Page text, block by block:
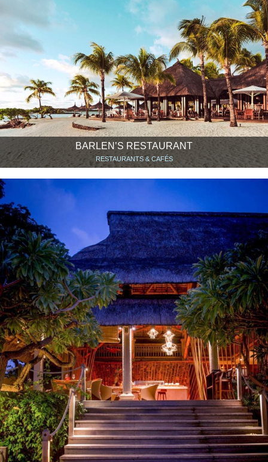
BARLEN’S RESTAURANT
RESTAURANTS & CAFÉS